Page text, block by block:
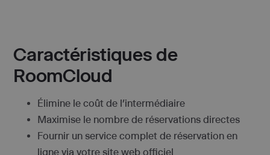
Caractéristiques de
RoomCloud
Élimine le coût de l’intermédiaire
Maximise le nombre de réservations directes
Fournir un service complet de réservation en
ligne via votre site web officiel